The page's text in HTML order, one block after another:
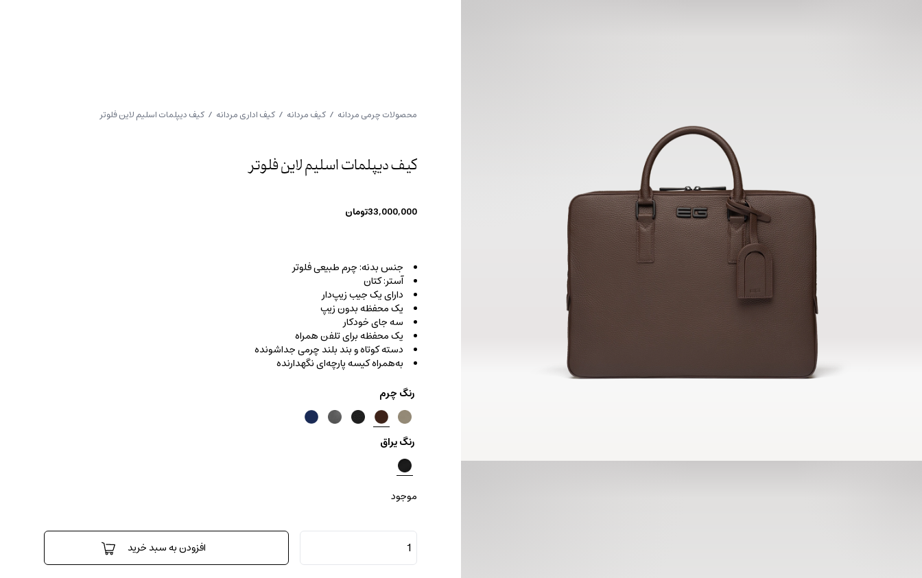
محصولات چرمی مردانه / کیف مردانه / کیف اداری مردانه / کیف دیپلمات اسلیم لاین فلوتر
کیف دیپلمات اسلیم لاین فلوتر
33,000,000تومان
جنس بدنه: چرم طبیعی فلوتر
آستر: کتان
دارای یک جیب زیپ‌دار
یک محفظه بدون زیپ
سه جای خودکار
یک محفظه برای تلفن همراه
دسته کوتاه و بند بلند چرمی جداشونده
به‌همراه کیسه پارچه‌ای نگهدارنده
رنگ چرم
رنگ یراق
موجود
کیف
دیپلمات
اسلیم
افزودن به سبد خرید